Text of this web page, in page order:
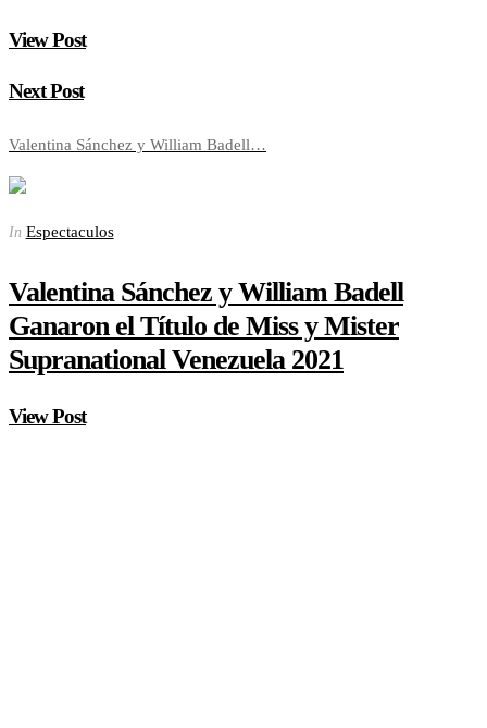
View Post
Next Post
Valentina Sánchez y William Badell…
In Espectaculos
Valentina Sánchez y William Badell
Ganaron el Título de Miss y Mister
Supranational Venezuela 2021
View Post